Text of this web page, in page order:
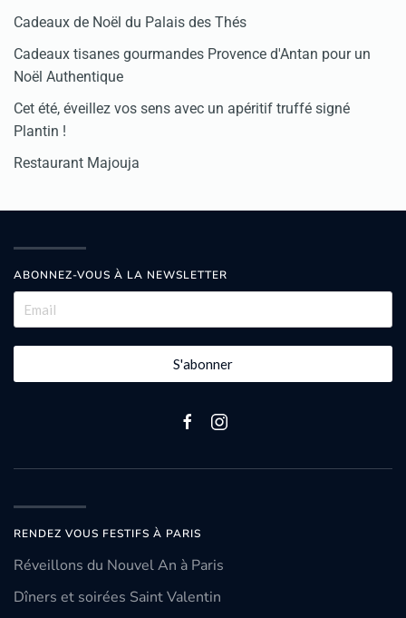
Cadeaux de Noël du Palais des Thés
Cadeaux tisanes gourmandes Provence d'Antan pour un
Noël Authentique
Cet été, éveillez vos sens avec un apéritif truffé signé
Plantin !
Restaurant Majouja
ABONNEZ-VOUS À LA NEWSLETTER
S'abonner
RENDEZ VOUS FESTIFS À PARIS
Réveillons du Nouvel An à Paris
Dîners et soirées Saint Valentin